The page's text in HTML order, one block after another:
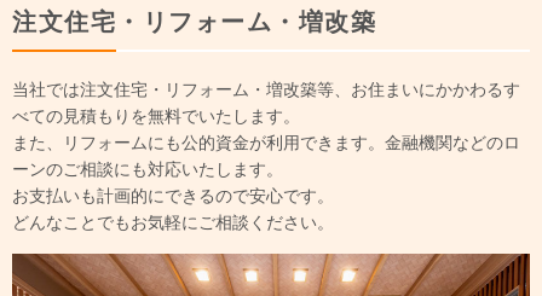
注文住宅・リフォーム・増改築
当社では注文住宅・リフォーム・増改築等、お住まいにかかわるす
べての見積もりを無料でいたします。
また、リフォームにも公的資金が利用できます。金融機関などのロ
ーンのご相談にも対応いたします。
お支払いも計画的にできるので安心です。
どんなことでもお気軽にご相談ください。